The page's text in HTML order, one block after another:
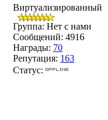
Виртуализированный
Группа: Нет с нами
Сообщений: 4916
Награды: 70
Репутация: 163
Статус: